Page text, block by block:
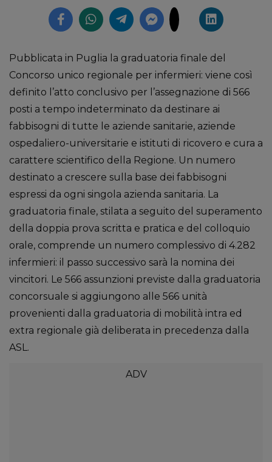
Pubblicata in Puglia la graduatoria finale del
Concorso unico regionale per infermieri: viene così
definito l’atto conclusivo per l’assegnazione di 566
posti a tempo indeterminato da destinare ai
fabbisogni di tutte le aziende sanitarie, aziende
ospedaliero-universitarie e istituti di ricovero e cura a
carattere scientifico della Regione. Un numero
destinato a crescere sulla base dei fabbisogni
espressi da ogni singola azienda sanitaria. La
graduatoria finale, stilata a seguito del superamento
della doppia prova scritta e pratica e del colloquio
orale, comprende un numero complessivo di 4.282
infermieri: il passo successivo sarà la nomina dei
vincitori. Le 566 assunzioni previste dalla graduatoria
concorsuale si aggiungono alle 566 unità
provenienti dalla graduatoria di mobilità intra ed
extra regionale già deliberata in precedenza dalla
ASL.